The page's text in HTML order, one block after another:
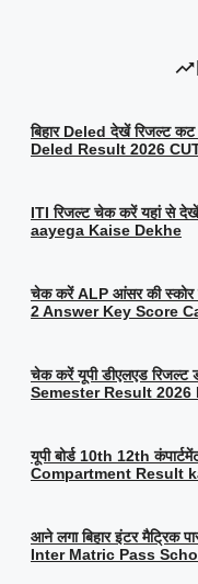
बिहार Deled देखें रिजल्ट
Deled Result 2026
ITI रिजल्ट चेक करें यहां से
aayega Kaise Dekhe
चेक करें ALP आंसर की स्कोर
2 Answer Key Score
चेक करें यूपी डीएलएड
Semester Result 2026
यूपी बोर्ड 10th 12th
Compartment Result
आने लगा बिहार इंटर मैट्रिक
Inter Matric Pass